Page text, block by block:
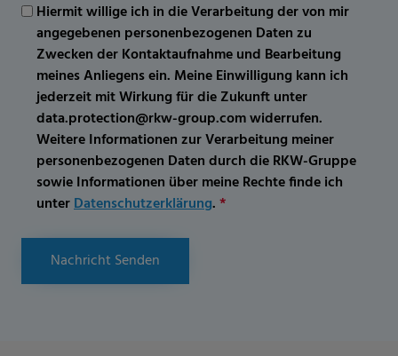
Hiermit willige ich in die Verarbeitung der von mir
angegebenen personenbezogenen Daten zu
Zwecken der Kontaktaufnahme und Bearbeitung
meines Anliegens ein. Meine Einwilligung kann ich
jederzeit mit Wirkung für die Zukunft unter
data.protection@rkw-group.com widerrufen.
Weitere Informationen zur Verarbeitung meiner
personenbezogenen Daten durch die RKW-Gruppe
sowie Informationen über meine Rechte finde ich
unterDatenschutzerklärung.*
Nachricht Senden